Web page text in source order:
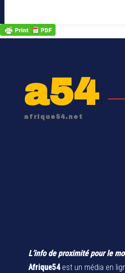
a54
afrique54.net
L’info de proximité pour le
Afrique54est un média en